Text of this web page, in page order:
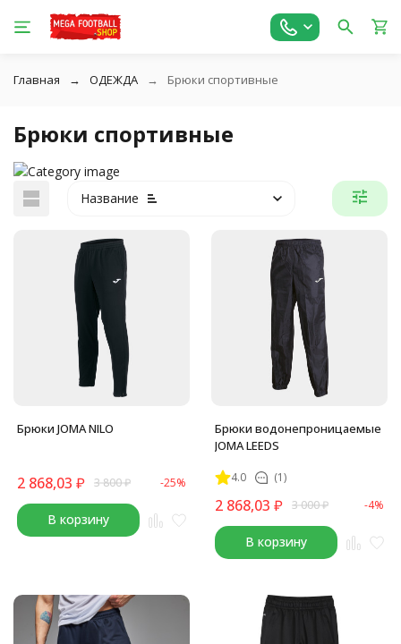
Главная ОДЕЖДА Брюки спортивные
Брюки спортивные
Название
Брюки JOMA NILO
2 868,03 ₽ 3 800₽ -25%
В корзину
Брюки водонепроницаемые
JOMA LEEDS
4.0 (1)
2 868,03 ₽ 3 000₽ -4%
В корзину